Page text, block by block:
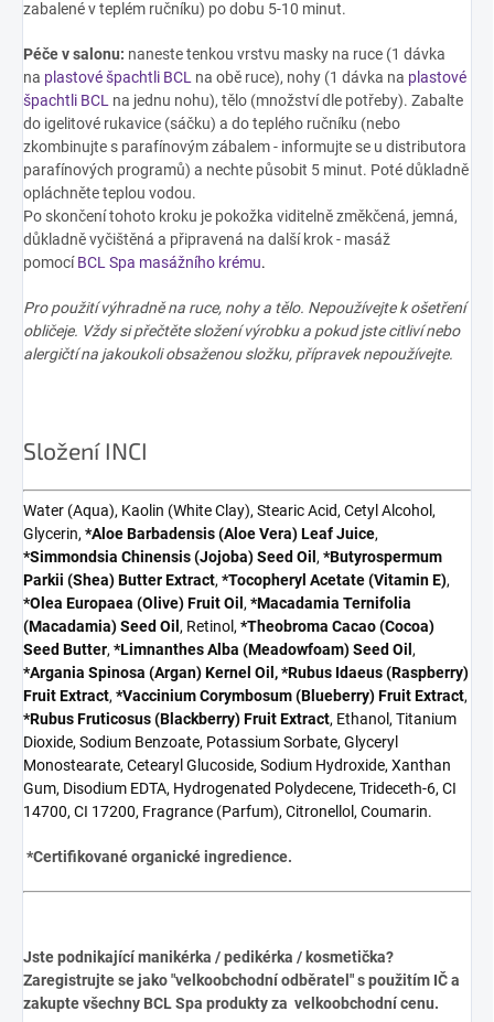
zabalené v teplém ručníku) po dobu 5-10 minut.
Péče v salonu: naneste tenkou vrstvu masky na ruce (1 dávka
na plastové špachtli BCL na obě ruce), nohy (1 dávka na plastové
špachtli BCL na jednu nohu), tělo (množství dle potřeby). Zabalte
do igelitové rukavice (sáčku) a do teplého ručníku (nebo
zkombinujte s parafínovým zábalem - informujte se u distributora
parafínových programů) a nechte působit 5 minut. Poté důkladně
opláchněte teplou vodou.
Po skončení tohoto kroku je pokožka viditelně změkčená, jemná,
důkladně vyčištěná a připravená na další krok - masáž
pomocíBCL Spa masážního krému.
Pro použití výhradně na ruce, nohy a tělo. Nepoužívejte k ošetření
obličeje. Vždy si přečtěte složení výrobku a pokud jste citliví nebo
alergičtí na jakoukoli obsaženou složku, přípravek nepoužívejte.
Složení INCI
Water (Aqua), Kaolin (White Clay), Stearic Acid, Cetyl Alcohol,
Glycerin, *Aloe Barbadensis (Aloe Vera) Leaf Juice,
*Simmondsia Chinensis (Jojoba) Seed Oil , *Butyrospermum
Parkii (Shea) Butter Extract, *Tocopheryl Acetate (Vitamin E),
*Olea Europaea (Olive) Fruit Oil , *Macadamia Ternifolia
(Macadamia) Seed Oil , Retinol, *Theobroma Cacao (Cocoa)
Seed Butter, *Limnanthes Alba (Meadowfoam) Seed Oil ,
*Argania Spinosa (Argan) Kernel Oil,*Rubus Idaeus (Raspberry)
Fruit Extract, *Vaccinium Corymbosum (Blueberry) Fruit Extract,
*Rubus Fruticosus (Blackberry) Fruit Extract, Ethanol, Titanium
Dioxide, Sodium Benzoate, Potassium Sorbate, Glyceryl
Monostearate, Cetearyl Glucoside, Sodium Hydroxide, Xanthan
Gum, Disodium EDTA, Hydrogenated Polydecene, Trideceth-6, CI
14700, CI 17200, Fragrance (Parfum), Citronellol, Coumarin.
*Certifikované organické ingredience.
Jste podnikající manikérka / pedikérka / kosmetička?
Zaregistrujte se jako "velkoobchodní odběratel" s použitím IČ a
zakupte všechny BCL Spa produkty za velkoobchodní cenu.